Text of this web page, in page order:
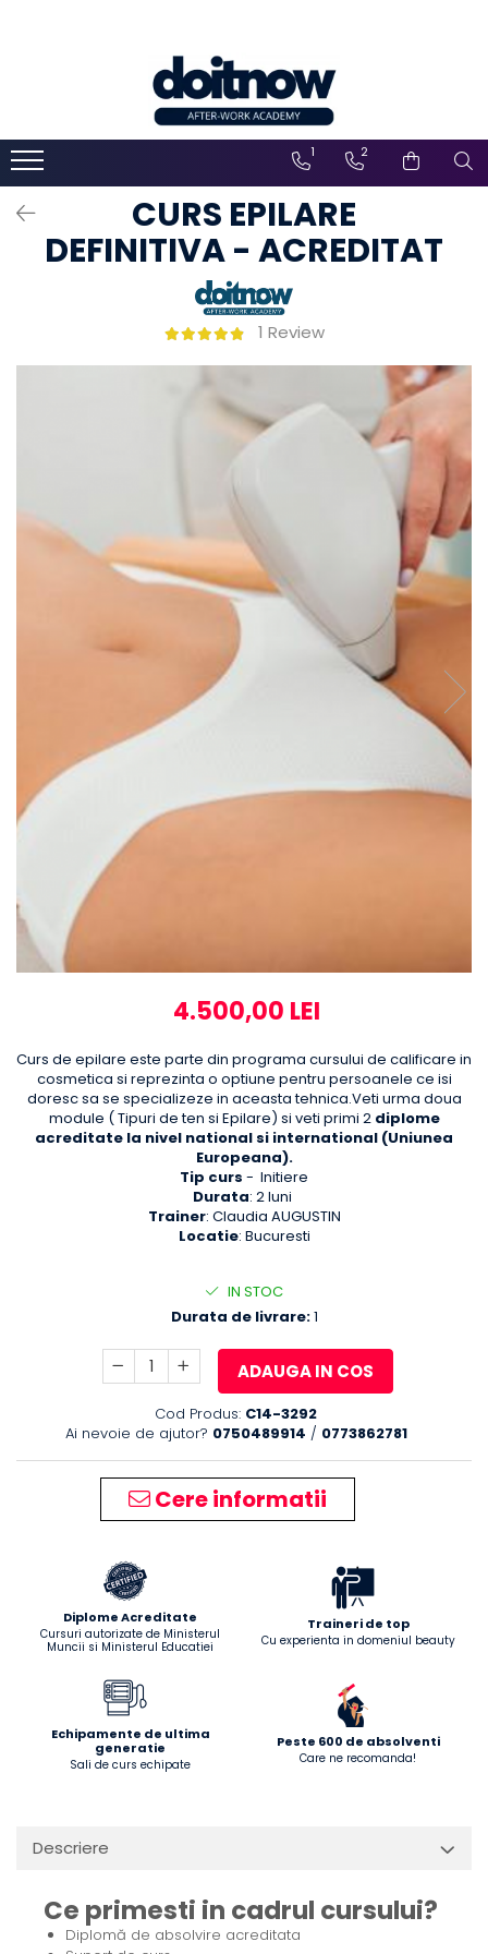
1 2
CURS EPILARE
DEFINITIVA - ACREDITAT
1 Review
4.500,00 LEI
Curs de epilare este parte din programa cursului de calificare in
cosmetica si reprezinta o optiune pentru persoanele ce isi
doresc sa se specializeze in aceasta tehnica.Veti urma doua
module ( Tipuri de ten si Epilare) si veti primi 2 diplome
acreditate la nivel national si international (Uniunea
Europeana).
Tip curs - Initiere
Durata: 2 luni
Trainer: Claudia AUGUSTIN
Locatie: Bucuresti
IN STOC
Durata de livrare:1
ADAUGA IN COS
Cod Produs: C14-3292
Ai nevoie de ajutor? 0750489914 / 0773862781
Cere informatii
Diplome Acreditate
Cursuri autorizate de Ministerul
Muncii si Ministerul Educatiei
Traineri de top
Cu experienta in domeniul beauty
Echipamente de ultima
generatie
Sali de curs echipate
Peste 600 de absolventi
Care ne recomanda!
Descriere
Ce primesti in cadrul cursului?
Diplomă de absolvire acreditata